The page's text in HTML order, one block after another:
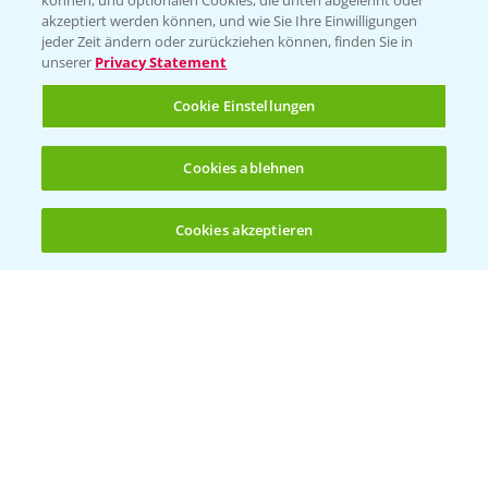
(noch 4)
T.+49 (0)174 346 564 1
KONTAKT
Hilfe in Notfällen
+49 (0)214/30-20220
akzeptiert werden können, und wie Sie Ihre Einwilligungen
jeder Zeit ändern oder zurückziehen können, finden Sie in
unserer Privacy Statement
Cookie Einstellungen
Cookies ablehnen
Cookies akzeptieren